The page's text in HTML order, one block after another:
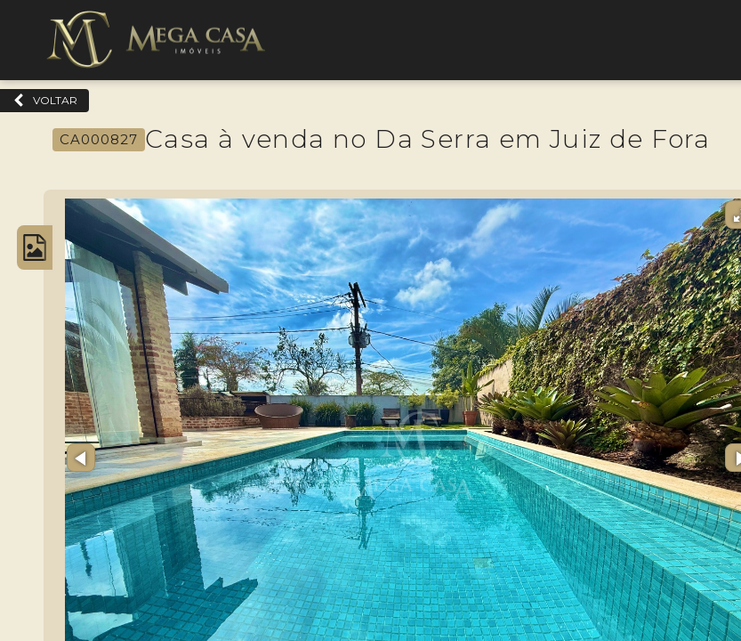
VOLTAR
CA000827 Casa à venda no Da Serra em Juiz de Fora